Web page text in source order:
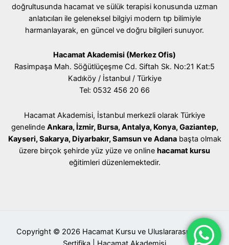
doğrultusunda hacamat ve sülük terapisi konusunda uzman
anlatıcıları ile geleneksel bilgiyi modern tıp bilimiyle
harmanlayarak, en güncel ve doğru bilgileri sunuyor.
Hacamat Akademisi (Merkez Ofis)
Rasimpaşa Mah. Söğütlüçeşme Cd. Siftah Sk. No:21 Kat:5
Kadıköy / İstanbul / Türkiye
Tel: 0532 456 20 66
Hacamat Akademisi, İstanbul merkezli olarak Türkiye
genelinde Ankara, İzmir, Bursa, Antalya, Konya, Gaziantep,
Kayseri, Sakarya, Diyarbakır, Samsun ve Adanabaşta olmak
üzere birçok şehirde yüz yüze ve online hacamat kursu
eğitimleri düzenlemektedir.
Copyright © 2026 Hacamat Kursu ve Uluslararası Geçerli